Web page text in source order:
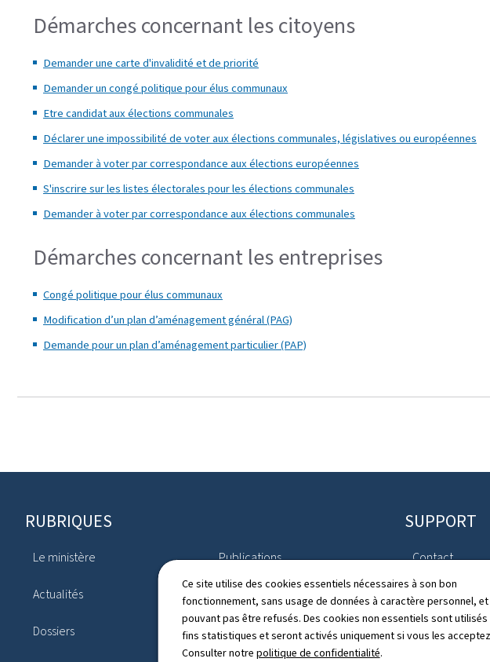
Ce site utilise des cookies essentiels nécessaires à son bon
fonctionnement, sans usage de données à caractère personnel, et
pouvant pas être refusés. Des cookies non essentiels sont utilisés
fins statistiques et seront activés uniquement si vous les
Consulter notre politique de confidentialité.
Démarches concernant les citoyens
Demander une carte d'invalidité et de priorité
Demander un congé politique pour élus communaux
Etre candidat aux élections communales
Déclarer une impossibilité de voter aux élections communales, législatives ou européennes
Demander à voter par correspondance aux élections européennes
S'inscrire sur les listes électorales pour les élections communales
Demander à voter par correspondance aux élections communales
Démarches concernant les entreprises
Congé politique pour élus communaux
Modification d’un plan d’aménagement général (PAG)
Demande pour un plan d’aménagement particulier (PAP)
Pied
de
RUBRIQUES
Le ministère
Actualités
Dossiers
Publications
Agenda
Annuaire
SUPPORT
Contact
Plan du site
À propos du site